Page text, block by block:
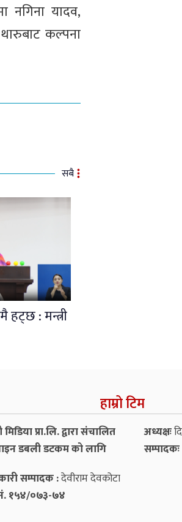
नगिना यादव,
कल्पना
सबै
हट्छ : मन्त्री
हाम्रो टिम
प्रा.लि. द्वारा संचालित
डबली डटकम को लागि
अध्यक्षः
सम्पादकः
सम्पादक :देवीराम देवकोटा
नं. १५४/०७३-७४